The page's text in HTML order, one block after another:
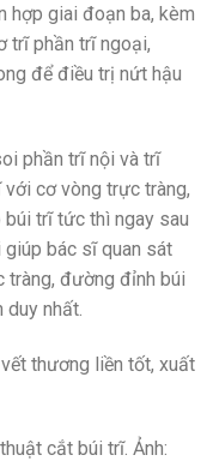
hợp giai đoạn ba, kèm
trĩ phần trĩ ngoại,
để điều trị nứt hậu
phần trĩ nội và trĩ
cơ vòng trực tràng,
trĩ tức thì ngay sau
bác sĩ quan sát
tràng, đường đỉnh búi
nhất.
thương liền tốt, xuất